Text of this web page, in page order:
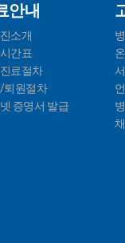
안내
소개
간표
료절차
퇴원절차
증명서 발급